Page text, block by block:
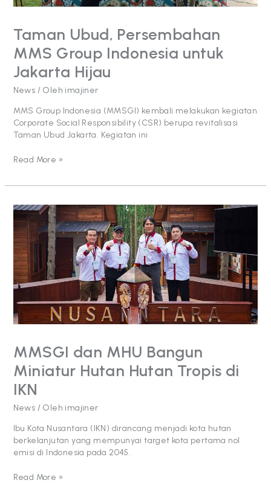
Taman Ubud, Persembahan
MMS Group Indonesia untuk
Jakarta Hijau
News / Oleh imajiner
MMS Group Indonesia (MMSGI) kembali melakukan kegiatan
Corporate Social Responsibility (CSR) berupa revitalisasi
Taman Ubud Jakarta. Kegiatan ini
Read More »
MMSGI dan MHU Bangun
Miniatur Hutan Hutan Tropis di
IKN
News / Oleh imajiner
Ibu Kota Nusantara (IKN) dirancang menjadi kota hutan
berkelanjutan yang mempunyai target kota pertama nol
emisi di Indonesia pada 2045.
MMSGI
dan
MHU
Bangun
Miniatur
Hutan
Hutan
Tropis
di
IKN
Read More »